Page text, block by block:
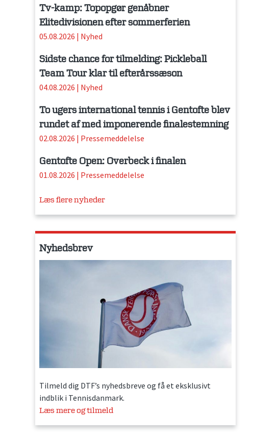
Tv-kamp: Topopgør genåbner
Elitedivisionen efter sommerferien
05.08.2026 | Nyhed
Sidste chance for tilmelding: Pickleball
Team Tour klar til efterårssæson
04.08.2026 | Nyhed
To ugers international tennis i Gentofte blev
rundet af med imponerende finalestemning
02.08.2026 | Pressemeddelelse
Gentofte Open: Overbeck i finalen
01.08.2026 | Pressemeddelelse
Læs flere nyheder
Nyhedsbrev
Tilmeld dig DTF’s nyhedsbreve og få et eksklusivt
indblik i Tennisdanmark.
Læs mere og tilmeld